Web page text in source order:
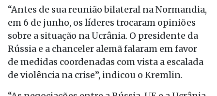
“Antes de sua reunião bilateral na Normandia,
em 6 de junho, os líderes trocaram opiniões
sobre a situação na Ucrânia. O presidente da
Rússia e a chanceler alemã falaram em favor
de medidas coordenadas com vista a escalada
de violência na crise”, indicou o Kremlin.